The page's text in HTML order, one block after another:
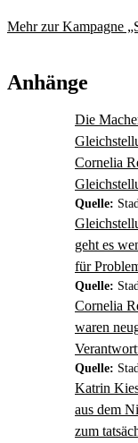
Mehr zur Kampagne
Anhänge
Die
Cornelia
Quelle:
geht es
für
Quelle:
Cornelia
waren
Quelle:
Katrin
aus dem
zum